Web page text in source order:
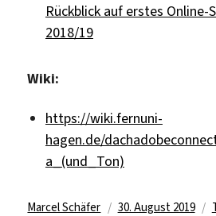
Rückblick auf erstes Online-
2018/19
Wiki:
https://wiki.fernuni-
hagen.de/
a_(und_Ton)
Author
Marcel Schäfer
Posted
30. August 2019